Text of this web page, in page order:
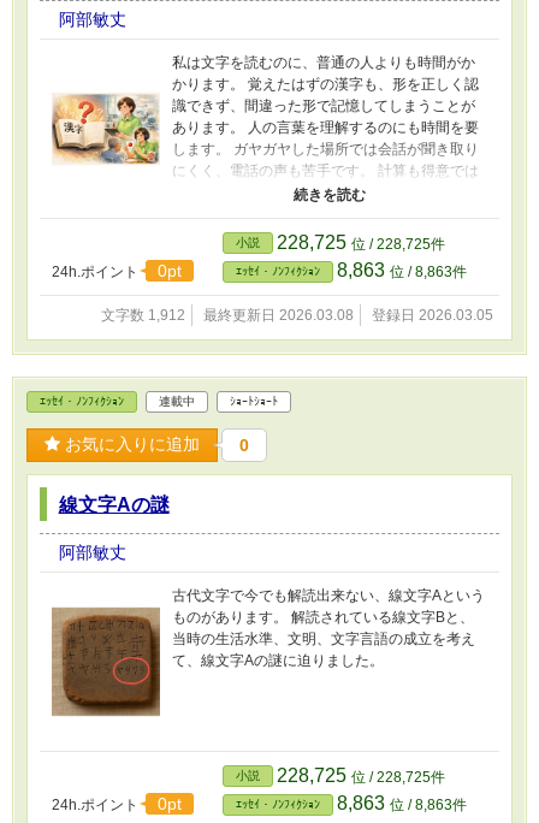
阿部敏丈
私は文字を読むのに、普通の人よりも時間がか
かります。 覚えたはずの漢字も、形を正しく認
識できず、間違った形で記憶してしまうことが
あります。 人の言葉を理解するのにも時間を要
します。 ガヤガヤした場所では会話が聞き取り
にくく、電話の声も苦手です。 計算も得意では
ありません。 子どもの頃も養成校時代も、テス
からは「ちゃんと勉強をしなさい」とよく叱ら
れていました。 それでも私は、根拠のない自信
だけはありました。 「自分はいつか花開く」と
思っていたのです。 言語聴覚士の国家試験の
年、私はバセドウ病を発症し、思うように勉強
する体力がありませんでした。 しかしその時、
資格を取得した後、尊敬できる医師や立派な先
輩と出会うこともありました。 一方で、「お前
は医療に向かない」と怒鳴られ、冷笑され戦力
外とされた経験もあります。 そんな中で私が出
嚥下の機能も改善していく。 さらに私は、音楽
覚士として25年間働いてきました。 これは、そ
の25年の経験と2026年に入院患者となった経験
を通して、後輩たちに伝えたいことを書いた記
録です。
24h.ポイント 0pt
小説 228,725 位 / 228,725件
ｴｯｾｲ・ﾉﾝﾌｨｸｼｮﾝ 8,863 位 / 8,863件
文字数 1,912 最終更新日 2026.03.08 登録日 2026.03.05
ｴｯｾｲ・ﾉﾝﾌｨｸｼｮﾝ 連載中 ｼｮｰﾄｼｮｰﾄ
お気に入りに追加 0
線文字Aの謎
阿部敏丈
古代文字で今でも解読出来ない、線文字Aという
ものがあります。 解読されている線文字Bと、
当時の生活水準、文明、文字言語の成立を考え
て、線文字Aの謎に迫りました。
24h.ポイント 0pt
小説 228,725 位 / 228,725件
ｴｯｾｲ・ﾉﾝﾌｨｸｼｮﾝ 8,863 位 / 8,863件